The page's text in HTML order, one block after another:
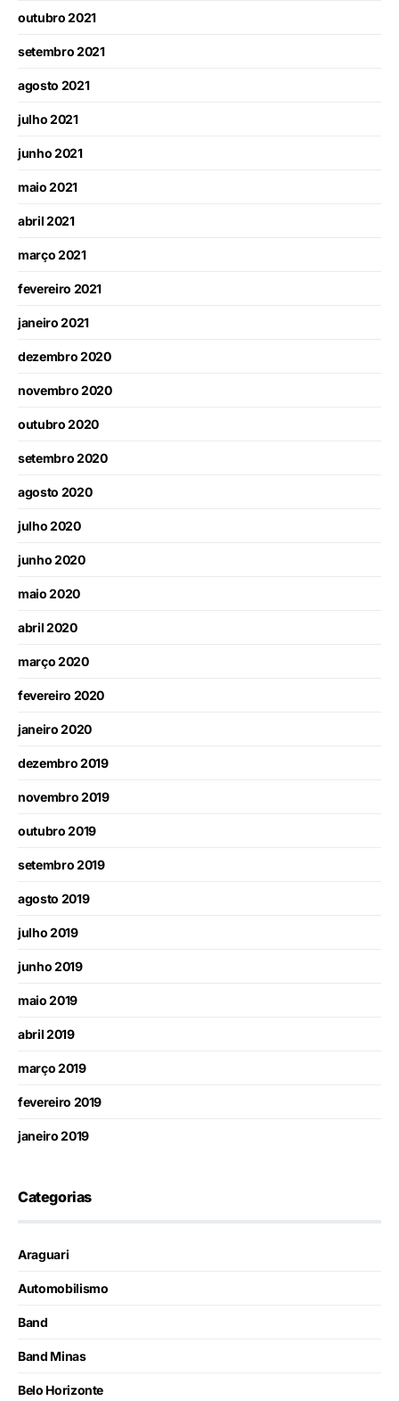
outubro 2021
setembro 2021
agosto 2021
julho 2021
junho 2021
maio 2021
abril 2021
março 2021
fevereiro 2021
janeiro 2021
dezembro 2020
novembro 2020
outubro 2020
setembro 2020
agosto 2020
julho 2020
junho 2020
maio 2020
abril 2020
março 2020
fevereiro 2020
janeiro 2020
dezembro 2019
novembro 2019
outubro 2019
setembro 2019
agosto 2019
julho 2019
junho 2019
maio 2019
abril 2019
março 2019
fevereiro 2019
janeiro 2019
Categorias
Araguari
Automobilismo
Band
Band Minas
Belo Horizonte